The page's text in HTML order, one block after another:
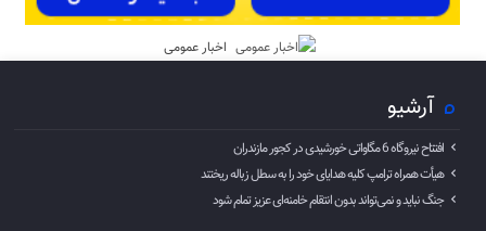
اخبار عمومی
آرشیو
افتتاح نیروگاه 6 مگاواتی خورشیدی در کجور مازندران
هیأت همراه ترامپ کلیه هدایای خود را به سطل زباله ریختند
جنگ نباید و نمی‌تواند بدون انتقام خامنه‌ای عزیز تمام شود